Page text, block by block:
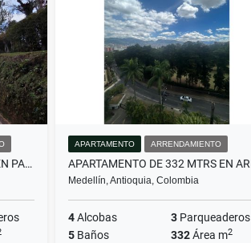
$1.150.000.000
HERMOSA CASA EN ALQUILER EN PARCELACIÓN CAMPESTRE EN EL RETIRO
APARTAMENTO ARRENDAMIENTO
Medellín, Antioquia, Colombia
4Alcobas 3 Parqueaderos
5 Baños 332Área m2